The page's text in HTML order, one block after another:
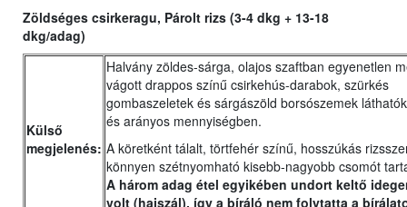
Zöldséges csirkeragu, Párolt rizs (3-4 dkg + 13-18
dkg/adag)
Külső
megjelenés:
Halvány zöldes-sárga, olajos szaftban egyenetlen
vágott drappos színű csirkehús-darabok, szürkés
gombaszeletek és sárgászöld borsószemek
és arányos mennyiségben.
A köretként tálalt, törtfehér színű, hosszúkás
könnyen szétnyomható kisebb-nagyobb csomót
A három adag étel egyikében undort keltő
volt (hajszál), így a bíráló nem folytatta a